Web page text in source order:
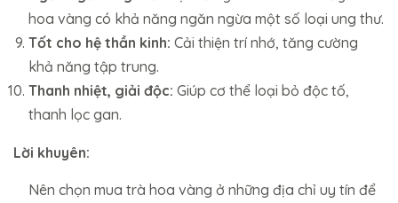
hoa vàng có khả năng ngăn ngừa một số loại ung thư.
Tốt cho hệ thần kinh: Cải thiện trí nhớ, tăng cường
khả năng tập trung.
Thanh nhiệt, giải độc: Giúp cơ thể loại bỏ độc tố,
thanh lọc gan.
Lời khuyên:
Nên chọn mua trà hoa vàng ở những địa chỉ uy tín để